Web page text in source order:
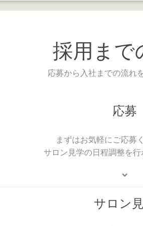
採用まで
応募から入社までの流れ
応募
まずはお気軽にご応募
サロン見学の日程調整を行
サロン